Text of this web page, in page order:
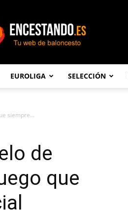
EUROLIGA SELECCIÓN
siempre...
de
que